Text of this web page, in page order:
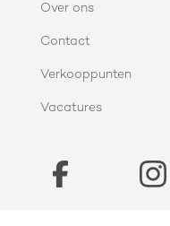
Over ons
Contact
Verkooppunten
Vacatures